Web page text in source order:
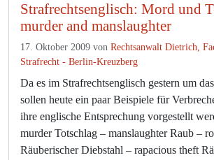
и
с
о
Strafrechtsenglisch: Mord und
murder and manslaughter
17. Oktober 2009 von Rechtsanwalt Dietrich,
Strafrecht - Berlin-Kreuzberg
Da es im Strafrechtsenglisch gestern um
sollen heute ein paar Beispiele für
ihre englische Entsprechung vorgestellt
murder Totschlag – manslaughter Raub –
Räuberischer Diebstahl – rapacious theft